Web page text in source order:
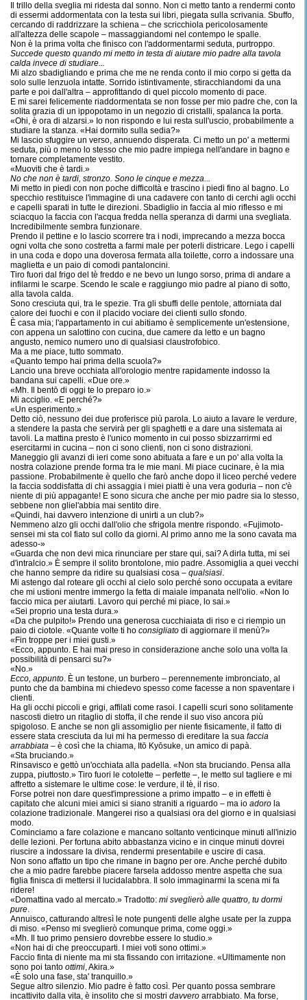
Il trillo della sveglia mi ridesta dal sonno. Non ci metto tanto a rendermi conto
di essermi addormentata con la testa sui libri, piegata sulla scrivania. Sbuffo,
cercando di raddrizzare la schiena – che scricchiola pericolosamente
all'altezza delle scapole – massaggiandomi nel contempo le spalle.
Non è la prima volta che finisco con l'addormentarmi seduta, purtroppo.
Succede questo quando mi metto in testa di aiutare mio padre alla tavola
calda invece di studiare...
Mi alzo sbadigliando e prima che me ne renda conto il mio corpo si getta da
solo sulle lenzuola intatte. Sorrido istintivamente, stiracchiandomi da una
parte e poi dall'altra – approfittando di quel piccolo momento di pace.
E mi sarei felicemente riaddormentata se non fosse per mio padre che, con la
solita grazia di un ippopotamo in un negozio di cristalli, spalanca la porta.
«Ohi, è ora di alzarsi.» Io non rispondo e lui resta sull'uscio, probabilmente a
studiare la stanza. «Hai dormito sulla sedia?»
Mi lascio sfuggire un verso, annuendo disperata. Ci metto un po' a mettermi
seduta, più o meno lo stesso che mio padre impiega nell'andare in bagno e
tornare completamente vestito.
«Muoviti che è tardi.»
No che non è tardi, stronzo. Sono le cinque e mezza...
Mi metto in piedi con non poche difficoltà e trascino i piedi fino al bagno. Lo
specchio restituisce l'immagine di una cadavere con tanto di cerchi agli occhi
e capelli sparati in tutte le direzioni. Sbadiglio in faccia al mio riflesso e mi
sciacquo la faccia con l'acqua fredda nella speranza di darmi una svegliata.
Incredibilmente sembra funzionare.
Prendo il pettine e lo lascio scorrere tra i nodi, imprecando a mezza bocca
ogni volta che sono costretta a farmi male per poterli districare. Lego i capelli
in una coda e dopo una doverosa fermata alla toilette, corro a indossare una
maglietta e un paio di comodi pantaloncini.
Tiro fuori dal frigo del tè freddo e ne bevo un lungo sorso, prima di andare a
infilarmi le scarpe. Scendo le scale e raggiungo mio padre al piano di sotto,
alla tavola calda.
Sono cresciuta qui, tra le spezie. Tra gli sbuffi delle pentole, attorniata dal
calore dei fuochi e con il placido vociare dei clienti sullo sfondo.
È casa mia; l'appartamento in cui abitiamo è semplicemente un'estensione,
con appena un salottino con cucina, due camere da letto e un bagno
angusto, nemico numero uno di qualsiasi claustrofobico.
Ma a me piace, tutto sommato.
«Quanto tempo hai prima della scuola?»
Lancio una breve occhiata all'orologio mentre rapidamente indosso la
bandana sui capelli. «Due ore.»
«Mh. Il bentō di oggi te lo preparo io.»
Mi acciglio. «E perché?»
«Un esperimento.»
Detto ciò, nessuno dei due proferisce più parola. Lo aiuto a lavare le verdure,
a stendere la pasta che servirà per gli spaghetti e a dare una sistemata ai
tavoli. La mattina presto è l'unico momento in cui posso sbizzarrirmi ed
esercitarmi in cucina – non ci sono clienti, non ci sono distrazioni.
Maneggio gli avanzi di ieri come sono abituata a fare e un po' alla volta la
nostra colazione prende forma tra le mie mani. Mi piace cucinare, è la mia
passione. Probabilmente è quello che farò anche dopo il liceo perché vedere
la faccia soddisfatta di chi assaggia i miei piatti è una vera goduria – non c'è
niente di più appagante! E sono sicura che anche per mio padre sia lo stesso,
sebbene non gliel'abbia mai sentito dire.
«Quindi, hai davvero intenzione di unirti a un club?»
Nemmeno alzo gli occhi dall'olio che sfrigola mentre rispondo. «Fujimoto-
sensei mi sta col fiato sul collo da giorni. Al primo anno me la sono cavata ma
adesso-»
«Guarda che non devi mica rinunciare per stare qui, sai? A dirla tutta, mi sei
d'intralcio.» È sempre il solito brontolone, mio padre. Assomiglia a quei vecchi
che hanno sempre da ridire su qualsiasi cosa – qualsiasi.
Mi astengo dal roteare gli occhi al cielo solo perché sono occupata a evitare
che mi ustioni mentre immergo la fetta di maiale impanata nell'olio. «Non lo
faccio mica per aiutarti. Lavoro qui perché mi piace, lo sai.»
«Sei proprio una testa dura.»
«Da che pulpito!» Prendo una generosa cucchiaiata di riso e ci riempio un
paio di ciotole. «Quante volte ti ho consigliato di aggiornare il menù?»
«Fin troppe per i miei gusti.»
«Ecco, appunto. E hai mai preso in considerazione anche solo una volta la
possibilità di pensarci su?»
«No.»
Ecco, appunto. È un testone, un burbero – perennemente imbronciato, al
punto che da bambina mi chiedevo spesso come facesse a non spaventare i
clienti.
Ha gli occhi piccoli e grigi, affilati come rasoi. I capelli scuri sono solitamente
nascosti dietro un ritaglio di stoffa, il che rende il suo viso ancora più
spigoloso. E anche se non gli assomiglio per niente fisicamente, il fatto di
essere stata cresciuta da lui mi ha permesso di ereditare la sua faccia
arrabbiata – è così che la chiama, Itō Kyōsuke, un amico di papà.
«Sta bruciando.»
Rinsavisco e gettò un'occhiata alla padella. «Non sta bruciando. Pensa alla
zuppa, piuttosto.» Tiro fuori le cotolette – perfette –, le metto sul tagliere e mi
affretto a sistemare le ultime cose: le verdure, il tè, il riso.
Forse potrei non dare quest'impressione a primo impatto – e in effetti è
capitato che alcuni miei amici si siano straniti a riguardo – ma io adoro la
colazione tradizionale. Mangerei riso a qualsiasi ora del giorno e in qualsiasi
modo.
Cominciamo a fare colazione e mancano soltanto venticinque minuti all'inizio
delle lezioni. Per fortuna abito abbastanza vicino e in cinque minuti dovrei
riuscire a indossare la divisa, rendermi presentabile e uscire di casa.
Non sono affatto un tipo che rimane in bagno per ore. Anche perché dubito
che a mio padre farebbe piacere farsela addosso mentre aspetta che sua
figlia finisca di mettersi il lucidalabbra. Il solo immaginarmi la scena mi fa
ridere!
«Domattina vado al mercato.» Tradotto: mi sveglierò alle quattro, tu dormi
pure.
Annuisco, catturando altresì le note pungenti delle alghe usate per la zuppa
di miso. «Penso mi sveglierò comunque prima, come oggi.»
«Mh. Il tuo primo pensiero dovrebbe essere lo studio.»
«Non hai di che preoccuparti. I miei voti sono ottimi.»
Faccio finta di niente ma mi sta fissando con irritazione. «Ultimamente non
sono poi tanto ottimi, Akira.»
«È solo una fase, sta' tranquillo.»
Segue altro silenzio. Mio padre è fatto così. Per quanto possa sembrare
incattivito dalla vita, è insolito che si mostri davvero arrabbiato. Ma forse,